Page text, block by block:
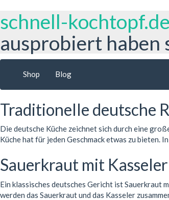
schnell-kochtopf.de
ausprobiert haben
Shop Blog
Traditionelle deutsche
Die deutsche Küche zeichnet sich durch eine
Küche hat für jeden Geschmack etwas zu
Sauerkraut mit Kasseler
Ein klassisches deutsches Gericht ist Sauerkraut
werden das Sauerkraut und das Kasseler